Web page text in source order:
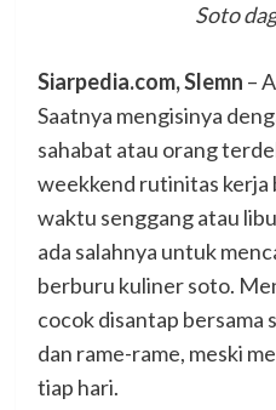
Soto
Siarpedia.com, Slemn –
Saatnya mengisinya
sahabat atau orang
weekkend rutinitas kerja
waktu senggang atau
ada salahnya untuk
berburu kuliner soto.
cocok disantap bersama
dan rame-rame, meski
tiap hari.